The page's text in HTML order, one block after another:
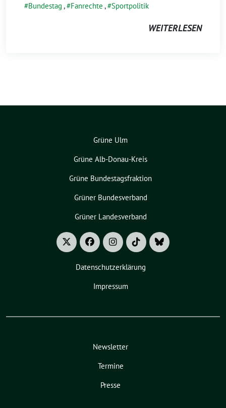
Bundestag , Fanrechte , Sportpolitik
WEITERLESEN
Grüne Ulm
Grüne Alb-Donau-Kreis
Grüne Bundestagsfraktion
Grüner Bundesverband
Grüner Landesverband
Datenschutzerklärung
Impressum
Newsletter
Termine
Presse